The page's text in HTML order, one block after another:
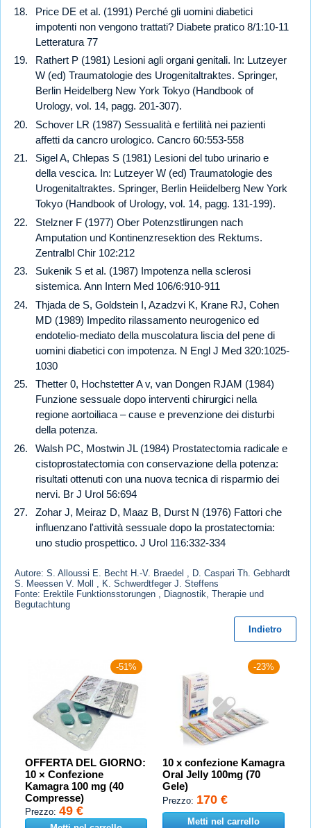
Price DE et al. (1991) Perché gli uomini diabetici
impotenti non vengono trattati? Diabete pratico 8/1:10-11
Letteratura 77
Rathert P (1981) Lesioni agli organi genitali. In: Lutzeyer
W (ed) Traumatologie des Urogenitaltraktes. Springer,
Berlin Heidelberg New York Tokyo (Handbook of
Urology, vol. 14, pagg. 201-307).
Schover LR (1987) Sessualità e fertilità nei pazienti
affetti da cancro urologico. Cancro 60:553-558
Sigel A, Chlepas S (1981) Lesioni del tubo urinario e
della vescica. In: Lutzeyer W (ed) Traumatologie des
Urogenitaltraktes. Springer, Berlin Heiidelberg New York
Tokyo (Handbook of Urology, vol. 14, pagg. 131-199).
Stelzner F (1977) Ober Potenzstlirungen nach
Amputation und Kontinenzresektion des Rektums.
Zentralbl Chir 102:212
Sukenik S et al. (1987) Impotenza nella sclerosi
sistemica. Ann Intern Med 106/6:910-911
Thjada de S, Goldstein I, Azadzvi K, Krane RJ, Cohen
MD (1989) Impedito rilassamento neurogenico ed
endotelio-mediato della muscolatura liscia del pene di
uomini diabetici con impotenza. N Engl J Med 320:1025-
1030
Thetter 0, Hochstetter A v, van Dongen RJAM (1984)
Funzione sessuale dopo interventi chirurgici nella
regione aortoiliaca – cause e prevenzione dei disturbi
della potenza.
Walsh PC, Mostwin JL (1984) Prostatectomia radicale e
cistoprostatectomia con conservazione della potenza:
risultati ottenuti con una nuova tecnica di risparmio dei
nervi. Br J Urol 56:694
Zohar J, Meiraz D, Maaz B, Durst N (1976) Fattori che
influenzano l'attività sessuale dopo la prostatectomia:
uno studio prospettico. J Urol 116:332-334
Autore: S. Alloussi E. Becht H.-V. Braedel , D. Caspari Th. Gebhardt
S. Meessen V. Moll , K. Schwerdtfeger J. Steffens
Fonte: Erektile Funktionsstorungen , Diagnostik, Therapie und
Begutachtung
Indietro
-51%
OFFERTA DEL GIORNO:
10 × Confezione
Kamagra 100 mg (40
Compresse)
Prezzo: 49 €
-23%
10 x confezione Kamagra
Oral Jelly 100mg (70
Gele)
Prezzo: 170 €
Metti nel carrello